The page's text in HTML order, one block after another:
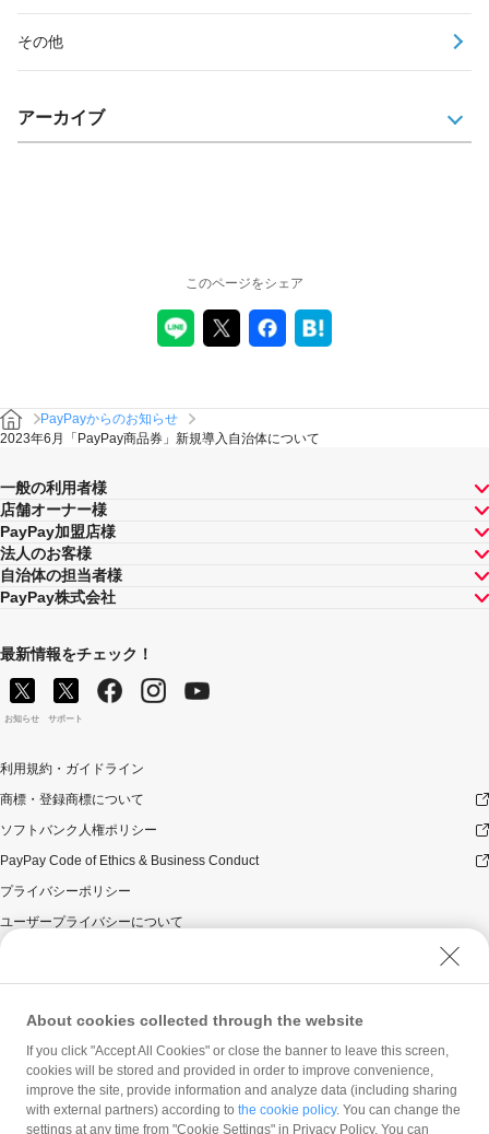
その他
アーカイブ
このページをシェア
PayPayからのお知らせ
2023年6月「PayPay商品券」新規導入自治体について
一般の利用者様
店舗オーナー様
PayPay加盟店様
法人のお客様
自治体の担当者様
PayPay株式会社
最新情報をチェック！
お知らせ サポート
利用規約・ガイドライン
商標・登録商標について
ソフトバンク人権ポリシー
PayPay Code of Ethics & Business Conduct
プライバシーポリシー
ユーザープライバシーについて
ウェブサイト利用規約
反社会的勢力に対する方針
勧誘方針
マネロン等基本方針
カスタマーハラスメントに関する当社の考え方
About cookies collected through the website
If you click "Accept All Cookies" or close the banner to leave this screen,
cookies will be stored and provided in order to improve convenience,
improve the site, provide information and analyze data (including sharing
with external partners) according to the cookie policy. You can change the
settings at any time from "Cookie Settings" in Privacy Policy. You can